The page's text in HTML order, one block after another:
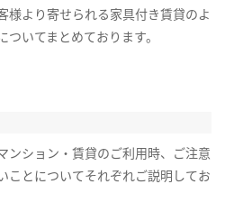
様より寄せられる家具付き賃貸のよ
ついてまとめております。
ンション・賃貸のご利用時、ご注意
ことについてそれぞれご説明してお